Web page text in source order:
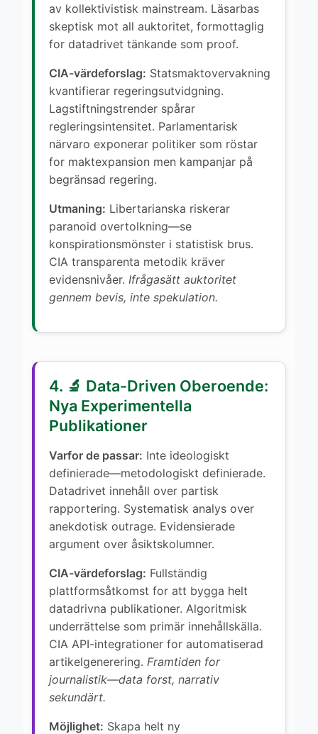
av kollektivistisk mainstream. Läsarbas
skeptisk mot all auktoritet, formottaglig
for datadrivet tänkande som proof.
CIA-värdeforslag: Statsmaktovervakning
kvantifierar regeringsutvidgning.
Lagstiftningstrender spårar
regleringsintensitet. Parlamentarisk
närvaro exponerar politiker som röstar
for maktexpansion men kampanjar på
begränsad regering.
Utmaning: Libertarianska riskerar
paranoid overtolkning—se
konspirationsmönster i statistisk brus.
CIA transparenta metodik kräver
evidensnivåer. Ifrågasätt auktoritet
gennem bevis, inte spekulation.
4. 🔬 Data-Driven Oberoende:
Nya Experimentella
Publikationer
Varfor de passar: Inte ideologiskt
definierade—metodologiskt definierade.
Datadrivet innehåll over partisk
rapportering. Systematisk analys over
anekdotisk outrage. Evidensierade
argument over åsiktskolumner.
CIA-värdeforslag: Fullständig
plattformsåtkomst for att bygga helt
datadrivna publikationer. Algoritmisk
underrättelse som primär innehållskälla.
CIA API-integrationer for automatiserad
artikelgenerering. Framtiden for
journalistik—data forst, narrativ
sekundärt.
Möjlighet: Skapa helt ny